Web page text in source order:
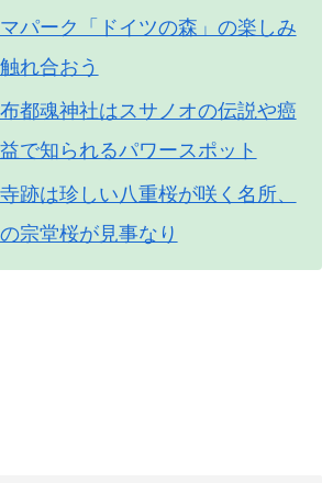
パーク「ドイツの森」の楽しみ
れ合おう
都魂神社はスサノオの伝説や癌
で知られるパワースポット
跡は珍しい八重桜が咲く名所、
宗堂桜が見事なり